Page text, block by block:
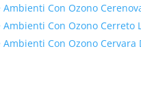
Con Ozono
Con Ozono Cerreto
Con Ozono Cervara